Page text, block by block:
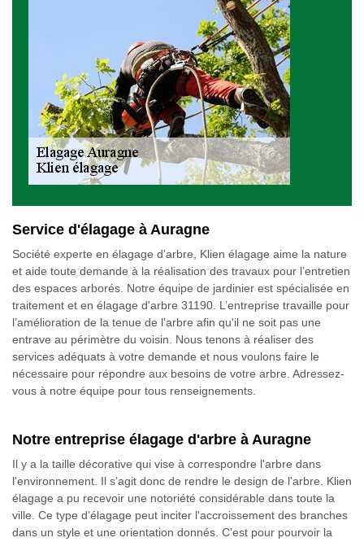
Service d'élagage à Auragne
Société experte en élagage d'arbre, Klien élagage aime la nature
et aide toute demande à la réalisation des travaux pour l’entretien
des espaces arborés. Notre équipe de jardinier est spécialisée en
traitement et en élagage d'arbre 31190. L’entreprise travaille pour
l’amélioration de la tenue de l'arbre afin qu'il ne soit pas une
entrave au périmètre du voisin. Nous tenons à réaliser des
services adéquats à votre demande et nous voulons faire le
nécessaire pour répondre aux besoins de votre arbre. Adressez-
vous à notre équipe pour tous renseignements.
Notre entreprise élagage d'arbre à Auragne
Il y a la taille décorative qui vise à correspondre l'arbre dans
l'environnement. Il s’agit donc de rendre le design de l'arbre. Klien
élagage a pu recevoir une notoriété considérable dans toute la
ville. Ce type d’élagage peut inciter l'accroissement des branches
dans un style et une orientation donnés. C’est pour pourvoir la